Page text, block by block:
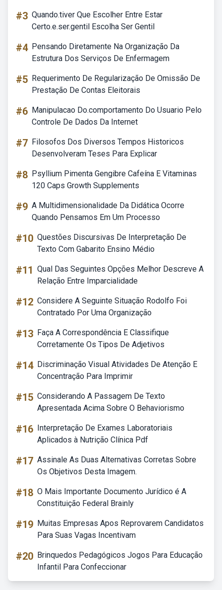
#3 Quando.tiver Que Escolher Entre Estar
Certo.e.ser.gentil Escolha Ser Gentil
#4 Pensando Diretamente Na Organização Da
Estrutura Dos Serviços De Enfermagem
#5 Requerimento De Regularização De Omissão De
Prestação De Contas Eleitorais
#6 Manipulacao Do.comportamento Do Usuario Pelo
Controle De Dados Da Internet
#7 Filosofos Dos Diversos Tempos Historicos
Desenvolveram Teses Para Explicar
#8 Psyllium Pimenta Gengibre Cafeína E Vitaminas
120 Caps Growth Supplements
#9 A Multidimensionalidade Da Didática Ocorre
Quando Pensamos Em Um Processo
#10 Questões Discursivas De Interpretação De
Texto Com Gabarito Ensino Médio
#11 Qual Das Seguintes Opções Melhor Descreve A
Relação Entre Imparcialidade
#12 Considere A Seguinte Situação Rodolfo Foi
Contratado Por Uma Organização
#13 Faça A Correspondência E Classifique
Corretamente Os Tipos De Adjetivos
#14 Discriminação Visual Atividades De Atenção E
Concentração Para Imprimir
#15 Considerando A Passagem De Texto
Apresentada Acima Sobre O Behaviorismo
#16 Interpretação De Exames Laboratoriais
Aplicados à Nutrição Clínica Pdf
#17 Assinale As Duas Alternativas Corretas Sobre
Os Objetivos Desta Imagem.
#18 O Mais Importante Documento Jurídico é A
Constituição Federal Brainly
#19 Muitas Empresas Apos Reprovarem Candidatos
Para Suas Vagas Incentivam
#20 Brinquedos Pedagógicos Jogos Para Educação
Infantil Para Confeccionar